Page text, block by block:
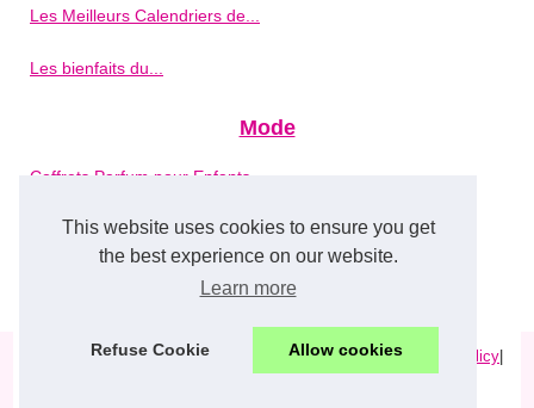
This website uses cookies to ensure you get
the best experience on our website.
Learn more
Refuse Cookie Allow cookies
Les Meilleurs Calendriers de...
Les bienfaits du...
Mode
Coffrets Parfum pour Enfants...
La symbolique de la tortue...
Polly-maquillage.com Schéma les archives|Cookies Policy